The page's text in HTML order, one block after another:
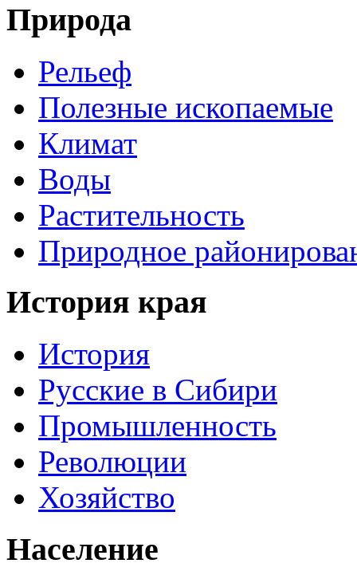
Природа
Рельеф
Полезные ископаемые
Климат
Воды
Растительность
Природное
История края
История
Русские в Сибири
Промышленность
Революции
Хозяйство
Население